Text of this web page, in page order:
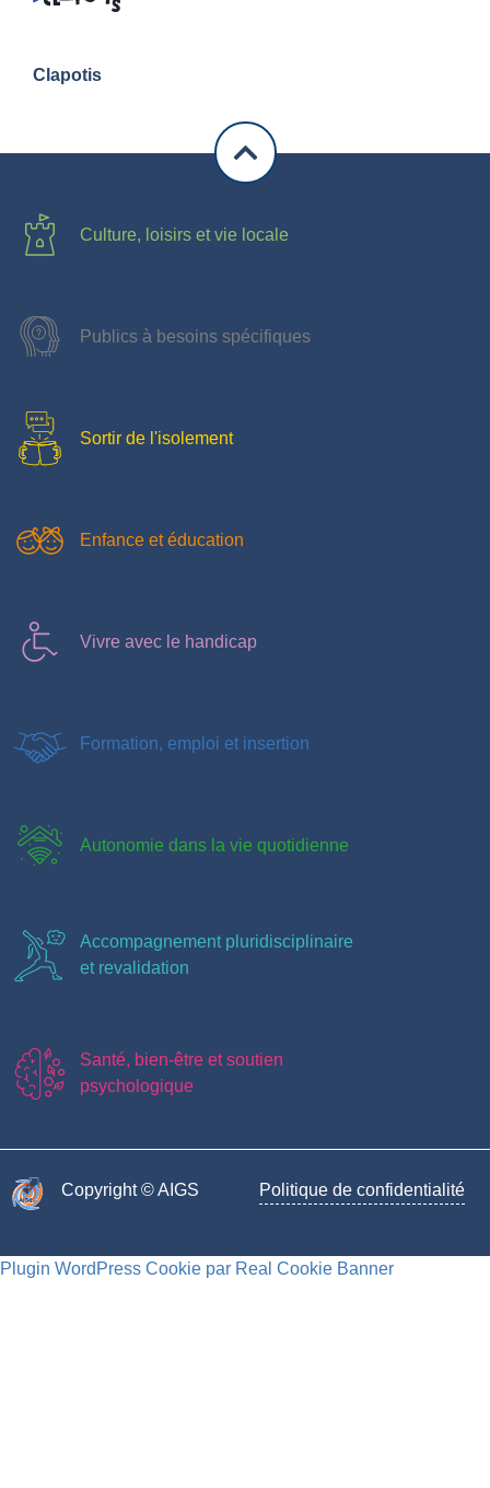
Clapotis
Culture, loisirs et vie locale
Publics à besoins spécifiques
Sortir de l'isolement
Enfance et éducation
Vivre avec le handicap
Formation, emploi et insertion
Autonomie dans la vie quotidienne
Accompagnement pluridisciplinaire
et revalidation
Santé, bien-être et soutien
psychologique
Copyright © AIGS​ Politique de confidentialité
Plugin WordPress Cookie par Real Cookie Banner